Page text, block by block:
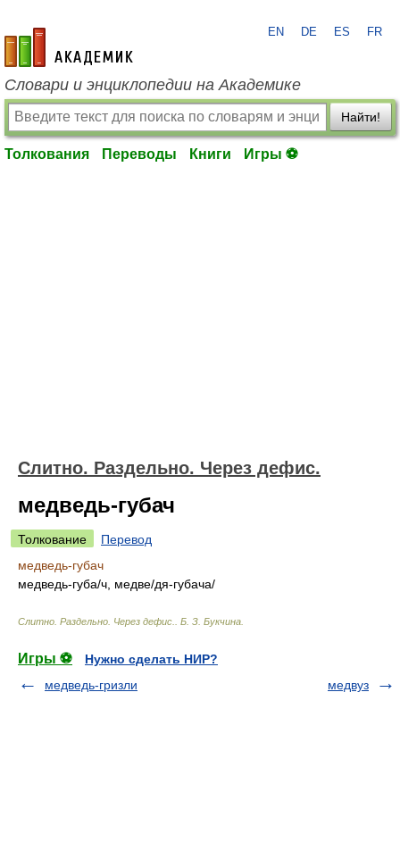
academic.ru
EN DE ES FR
Словари и энциклопедии на Академике
Найти!
Толкования Переводы Книги Игры ⚽
Слитно. Раздельно. Через дефис.
медведь-губач
Толкование
Перевод
медведь-губач
медведь-губа/ч, медве/дя-губача/
Слитно. Раздельно. Через дефис. Б. З. Букчина
Игры ⚽
Нужно сделать НИР?
медведь-гризли
медвуз